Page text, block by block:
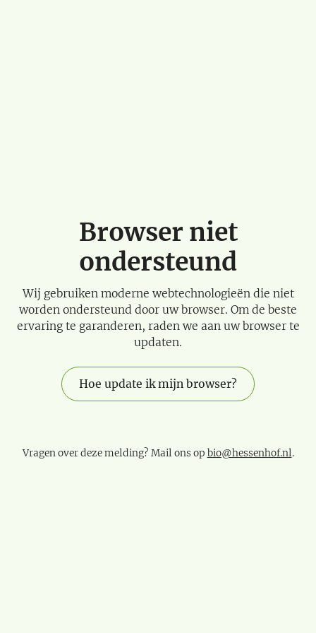
Browser niet
ondersteund
Wij gebruiken moderne webtechnologieën die niet
worden ondersteund door uw browser. Om de beste
ervaring te garanderen, raden we aan uw browser te
updaten.
Hoe update ik mijn browser?
Vragen over deze melding? Mail ons op bio@hessenhof.nl.